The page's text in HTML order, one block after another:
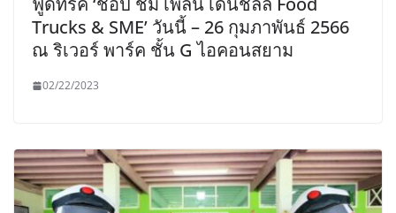
Trucks & SME’ วันนี้ – 26 กุมภาพันธ์ 2566
ณ ริเวอร์ พาร์ค ชั้น G ไอคอนสยาม
02/22/2023